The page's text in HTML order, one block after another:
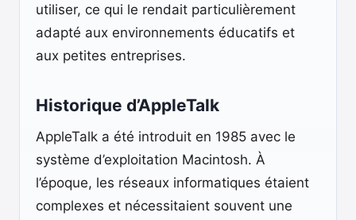
utiliser, ce qui le rendait particulièrement
adapté aux environnements éducatifs et
aux petites entreprises.
Historique d’AppleTalk
AppleTalk a été introduit en 1985 avec le
système d’exploitation Macintosh. À
l’époque, les réseaux informatiques étaient
complexes et nécessitaient souvent une